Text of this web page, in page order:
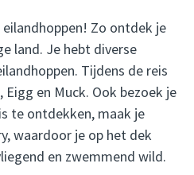
Zo ontdek je
land. Je hebt diverse
Tijdens de reis
Eigg en Muck. Ook bezoek je
te ontdekken, maak je
waardoor je op het dek
en zwemmend wild.